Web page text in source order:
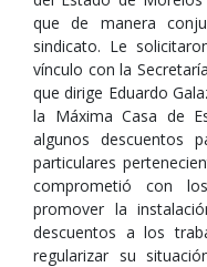
que de manera
sindicato. Le
vínculo con la
que dirige Eduardo
la Máxima Casa de
algunos descuentos
particulares
comprometió con
promover la
descuentos a los
regularizar su